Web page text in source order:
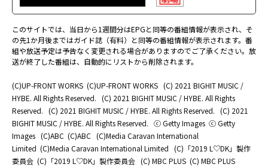
このサイトでは、当日から1週間分はEPGと同等の番組情報が表示され、そ
の先1か月後まではガイド誌（有料）と同等の番組情報が表示されます。番
組や放送予定は予告なく変更される場合がありますのでご了承ください。放
送が終了した番組は、自動的にリストから削除されます。
(C)UP-FRONT WORKS (C)UP-FRONT WORKS (C) 2021 BIGHIT MUSIC /
HYBE. All Rights Reserved. (C) 2021 BIGHIT MUSIC / HYBE. All Rights
Reserved. (C) 2021 BIGHIT MUSIC / HYBE. All Rights Reserved. (C) 2021
BIGHIT MUSIC / HYBE. All Rights Reserved. ⓒ Getty Images ⓒ Getty
Images (C)ABC (C)ABC (C)Media Caravan International
Limited (C)Media Caravan International Limited (C)「2019 L♡DK」製作
委員会 (C)「2019 L♡DK」製作委員会 (C) MBC PLUS (C) MBC PLUS